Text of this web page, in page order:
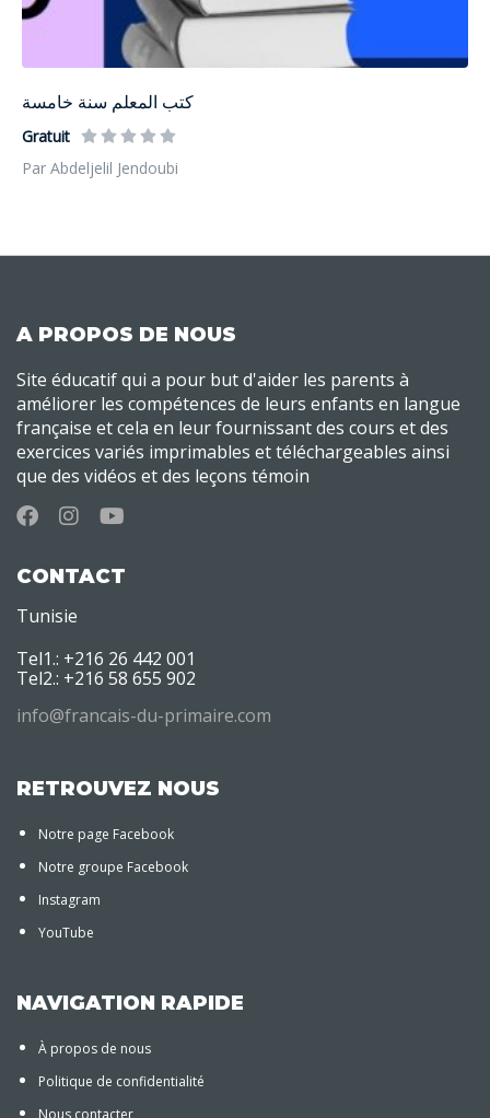
كتب المعلم سنة خامسة
Gratuit
Par Abdeljelil Jendoubi
A PROPOS DE NOUS
Site éducatif qui a pour but d'aider les parents à
améliorer les compétences de leurs enfants en langue
française et cela en leur fournissant des cours et des
exercices variés imprimables et téléchargeables ainsi
que des vidéos et des leçons témoin
CONTACT
Tunisie
Tel1.: +216 26 442 001
Tel2.: +216 58 655 902
info@francais-du-primaire.com
RETROUVEZ NOUS
Notre page Facebook
Notre groupe Facebook
Instagram
YouTube
NAVIGATION RAPIDE
À propos de nous
Politique de confidentialité
Nous contacter